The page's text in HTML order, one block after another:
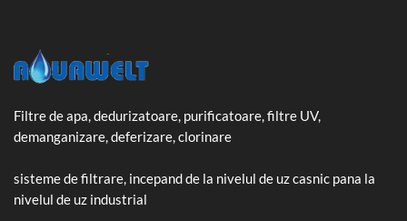
Filtre de apa, dedurizatoare, purificatoare, filtre UV,
demanganizare, deferizare, clorinare
sisteme de filtrare, incepand de la nivelul de uz casnic pana la
nivelul de uz industrial